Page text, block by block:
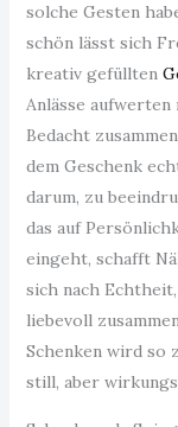
solche Gesten
schön lässt sich
kreativ gefüllten
Anlässe
Bedacht
dem Geschenk
darum, zu
das auf
eingeht, schafft
sich nach
liebevoll
Schenken wird so
still, aber